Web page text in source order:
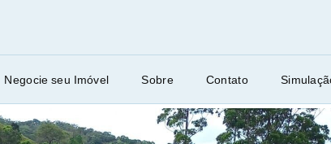
Negocie seu Imóvel Sobre Contato